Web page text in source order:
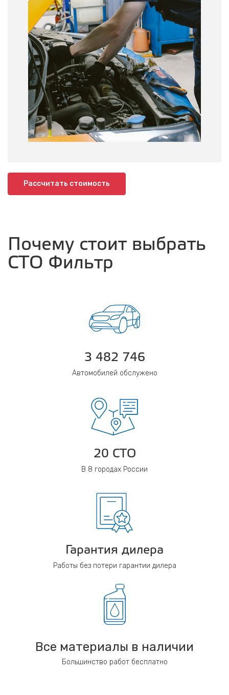
Рассчитать стоимость
Почему стоит выбрать
СТО Фильтр
3 482 746
Автомобилей обслужено
20 СТО
В 8 городах России
Гарантия дилера
Работы без потери гарантии дилера
Все материалы в наличии
Большинство работ бесплатно